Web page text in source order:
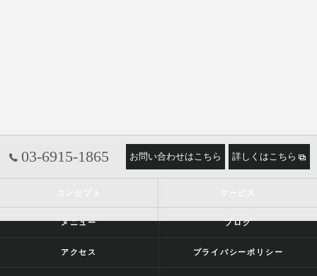
03-6915-1865 お問い合わせはこちら 詳しくはこちら
メニュー ブログ
アクセス プライバシーポリシー